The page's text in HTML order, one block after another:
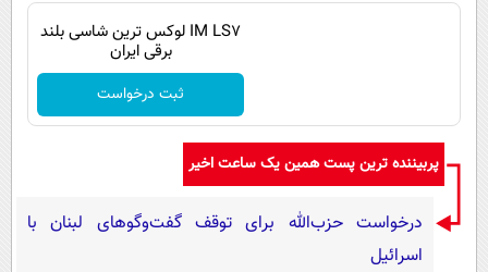
IM LS7 لوکس ترین شاسی بلند
برقی ایران
ثبت درخواست
پربیننده ترین پست همین یک ساعت اخیر
درخواست حزب‌الله برای توقف گفت‌وگوهای لبنان با
اسرائیل